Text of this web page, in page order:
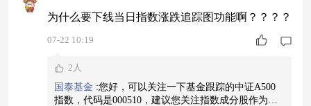
为什么要下线当日指数涨跌追踪图功能啊？？？？
07-22 10:19
2人
国泰基金 :您好，可以关注一下基金跟踪的中证A500
指数，代码是000510，建议您关注指数成分股作为投